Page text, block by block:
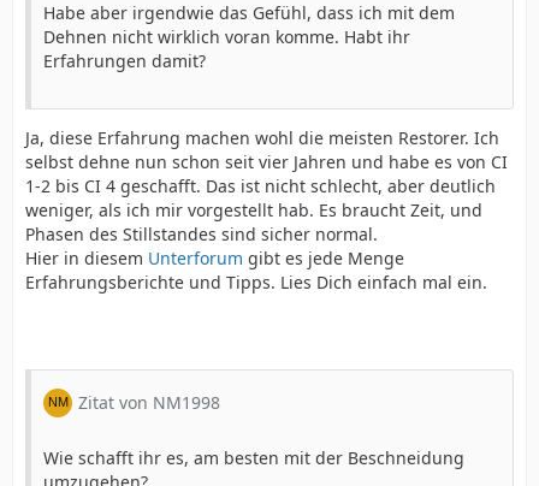
Habe aber irgendwie das Gefühl, dass ich mit dem
Dehnen nicht wirklich voran komme. Habt ihr
Erfahrungen damit?
Ja, diese Erfahrung machen wohl die meisten Restorer. Ich
selbst dehne nun schon seit vier Jahren und habe es von CI
1-2 bis CI 4 geschafft. Das ist nicht schlecht, aber deutlich
weniger, als ich mir vorgestellt hab. Es braucht Zeit, und
Phasen des Stillstandes sind sicher normal.
Hier in diesem Unterforum gibt es jede Menge
Erfahrungsberichte und Tipps. Lies Dich einfach mal ein.
Zitat von NM1998
Wie schafft ihr es, am besten mit der Beschneidung